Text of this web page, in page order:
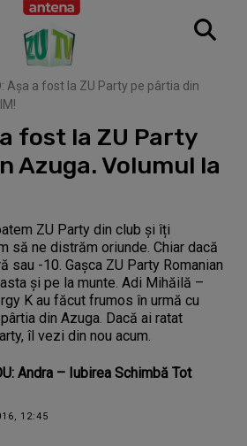
Așa a fost la ZU Party pe pârtia din
a fost la ZU Party
Azuga. Volumul la
ZU Party din club și îți
să ne distrăm oriunde. Chiar dacă
sau -10. Gașca ZU Party Romanian
și pe la munte. Adi Mihăilă –
K au făcut frumos în urmă cu
din Azuga. Dacă ai ratat
îl vezi din nou acum.
Andra – Iubirea Schimbă Tot
12:45